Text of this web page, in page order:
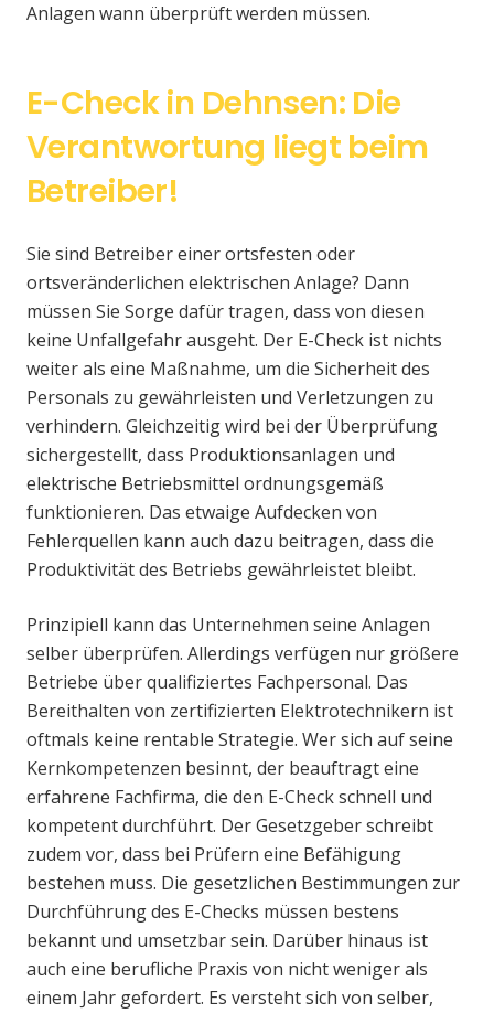
Anlagen wann überprüft werden müssen.
E-Check in Dehnsen: Die
Verantwortung liegt beim
Betreiber!
Sie sind Betreiber einer ortsfesten oder
ortsveränderlichen elektrischen Anlage? Dann
müssen Sie Sorge dafür tragen, dass von diesen
keine Unfallgefahr ausgeht. Der E-Check ist nichts
weiter als eine Maßnahme, um die Sicherheit des
Personals zu gewährleisten und Verletzungen zu
verhindern. Gleichzeitig wird bei der Überprüfung
sichergestellt, dass Produktionsanlagen und
elektrische Betriebsmittel ordnungsgemäß
funktionieren. Das etwaige Aufdecken von
Fehlerquellen kann auch dazu beitragen, dass die
Produktivität des Betriebs gewährleistet bleibt.
Prinzipiell kann das Unternehmen seine Anlagen
selber überprüfen. Allerdings verfügen nur größere
Betriebe über qualifiziertes Fachpersonal. Das
Bereithalten von zertifizierten Elektrotechnikern ist
oftmals keine rentable Strategie. Wer sich auf seine
Kernkompetenzen besinnt, der beauftragt eine
erfahrene Fachfirma, die den E-Check schnell und
kompetent durchführt. Der Gesetzgeber schreibt
zudem vor, dass bei Prüfern eine Befähigung
bestehen muss. Die gesetzlichen Bestimmungen zur
Durchführung des E-Checks müssen bestens
bekannt und umsetzbar sein. Darüber hinaus ist
auch eine berufliche Praxis von nicht weniger als
einem Jahr gefordert. Es versteht sich von selber,